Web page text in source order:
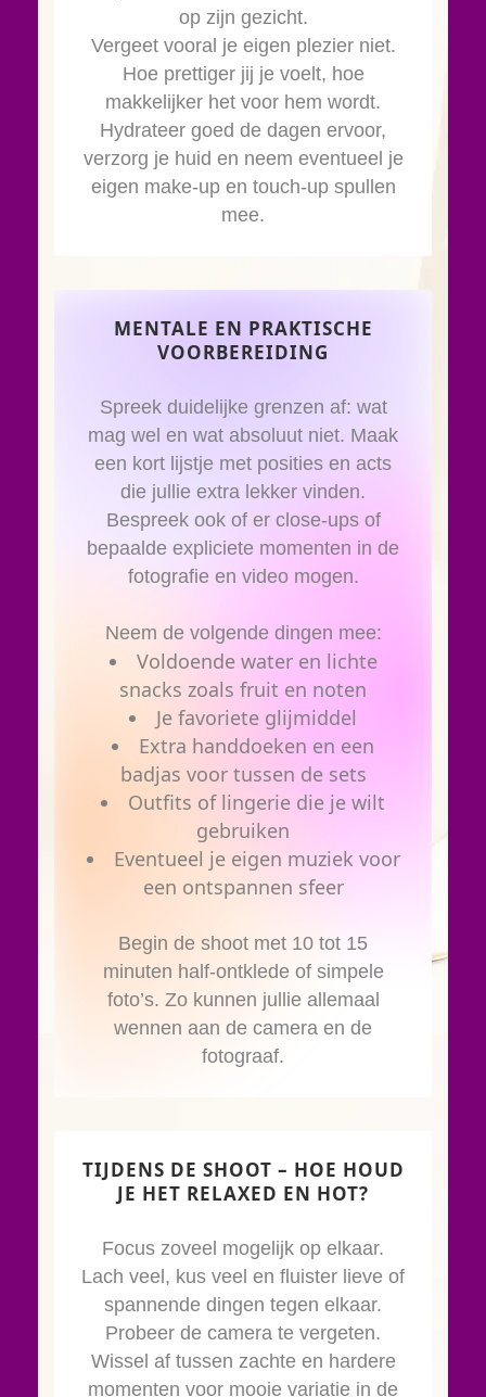
op zijn gezicht.
Vergeet vooral je eigen plezier niet.
Hoe prettiger jij je voelt, hoe
makkelijker het voor hem wordt.
Hydrateer goed de dagen ervoor,
verzorg je huid en neem eventueel je
eigen make-up en touch-up spullen
mee.
MENTALE EN PRAKTISCHE
VOORBEREIDING
Spreek duidelijke grenzen af: wat
mag wel en wat absoluut niet. Maak
een kort lijstje met posities en acts
die jullie extra lekker vinden.
Bespreek ook of er close-ups of
bepaalde expliciete momenten in de
fotografie en video mogen.
Neem de volgende dingen mee:
Voldoende water en lichte
snacks zoals fruit en noten
Je favoriete glijmiddel
Extra handdoeken en een
badjas voor tussen de sets
Outfits of lingerie die je wilt
gebruiken
Eventueel je eigen muziek voor
een ontspannen sfeer
Begin de shoot met 10 tot 15
minuten half-ontklede of simpele
foto’s. Zo kunnen jullie allemaal
wennen aan de camera en de
fotograaf.
TIJDENS DE SHOOT – HOE HOUD
JE HET RELAXED EN HOT?
Focus zoveel mogelijk op elkaar.
Lach veel, kus veel en fluister lieve of
spannende dingen tegen elkaar.
Probeer de camera te vergeten.
Wissel af tussen zachte en hardere
momenten voor mooie variatie in de